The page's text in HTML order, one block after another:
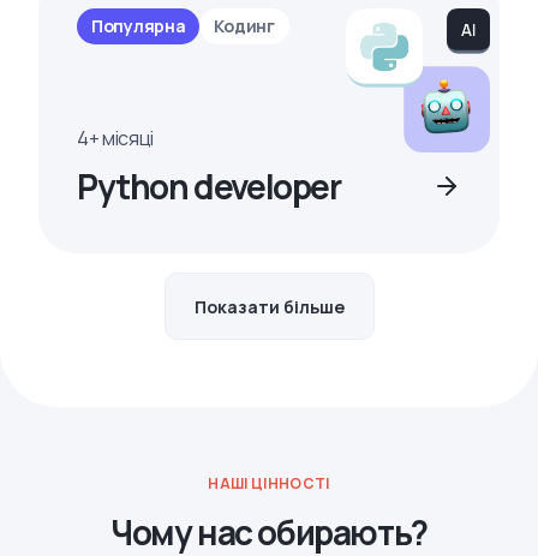
Популярна Кодинг
4+ місяці
Python developer
Показати більше
НАШІ ЦІННОСТІ
Чому нас обирають?